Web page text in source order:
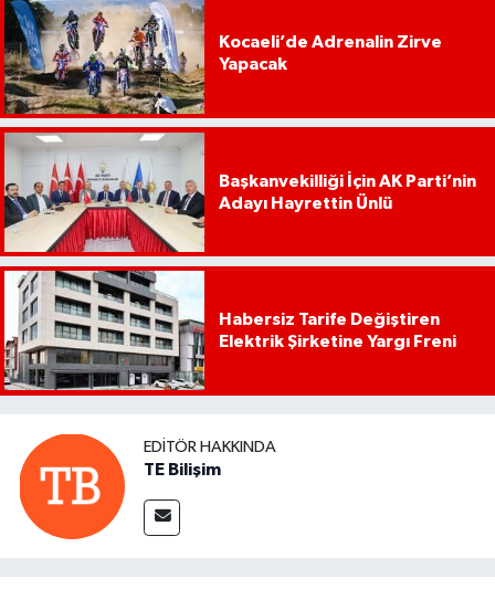
Kocaeli’de Adrenalin Zirve
Yapacak
Başkanvekilliği İçin AK Parti’nin
Adayı Hayrettin Ünlü
Habersiz Tarife Değiştiren
Elektrik Şirketine Yargı Freni
EDITÖR HAKKINDA
TE Bilişim